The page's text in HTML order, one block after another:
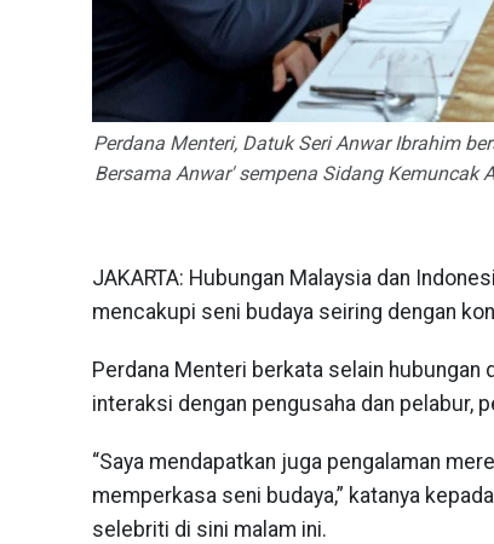
Perdana Menteri, Datuk Seri Anwar Ibrahim
Bersama Anwar' sempena Sidang Kemuncak
JAKARTA: Hubungan Malaysia dan
mencakupi seni budaya seiring dengan
Perdana Menteri berkata selain
interaksi dengan pengusaha dan pelabur,
“Saya mendapatkan juga pengalaman
memperkasa seni budaya,” katanya
selebriti di sini malam ini.